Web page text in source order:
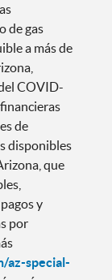
de gas
a más de
COVID-
de
disponibles
que
y
por
az-special-